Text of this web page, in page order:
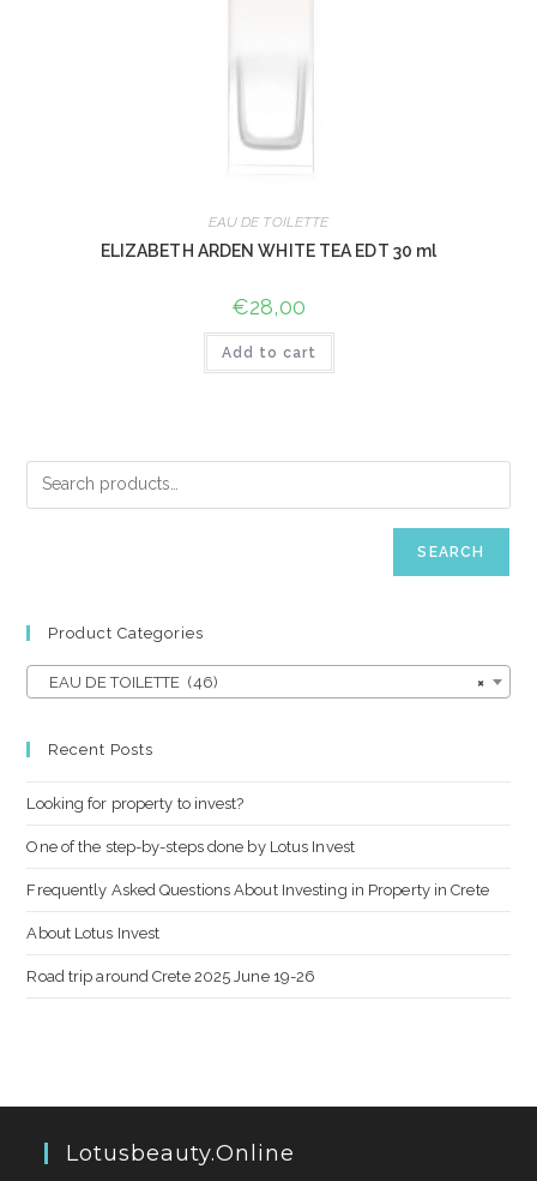
EAU DE TOILETTE
ELIZABETH ARDEN WHITE TEA EDT 30 ml
€28,00
Add to cart
SEARCH
Product Categories
×
EAU DE TOILETTE (46)
Recent Posts
Looking for property to invest?
One of the step-by-steps done by Lotus Invest
Frequently Asked Questions About Investing in Property in Crete
About Lotus Invest
Road trip around Crete 2025 June 19-26
Lotusbeauty.online